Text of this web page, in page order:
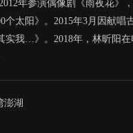
年参演偶像剧《雨夜花》
个太阳》。2015年3月因献
实我…》。2018年，林昕阳
湖